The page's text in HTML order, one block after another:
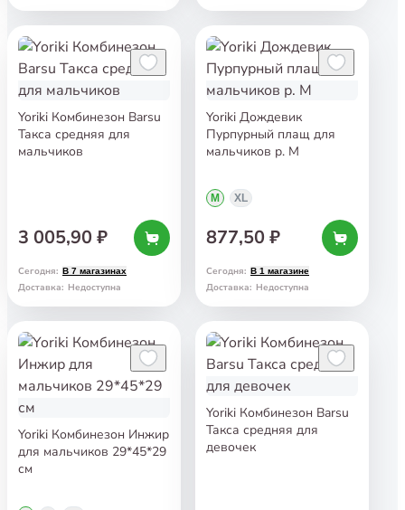
Yoriki Комбинезон Barsu
Такса средняя для
мальчиков
3 005,90 ₽
Сегодня: В 7 магазинах
Доставка: Недоступна
Yoriki Дождевик
Пурпурный плащ для
мальчиков р. M
M XL
877,50 ₽
Сегодня: В 1 магазине
Доставка: Недоступна
Yoriki Комбинезон Инжир
для мальчиков 29*45*29
см
Yoriki Комбинезон Barsu
Такса средняя для
девочек